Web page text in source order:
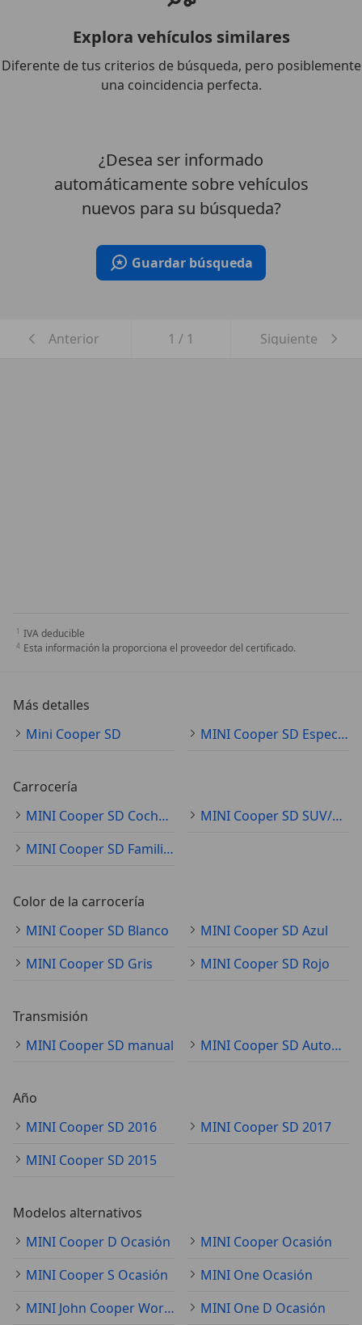
Explora vehículos similares
Diferente de tus criterios de búsqueda, pero posiblemente
una coincidencia perfecta.
¿Desea ser informado
automáticamente sobre vehículos
nuevos para su búsqueda?
Guardar búsqueda
Anterior 1 / 1 Siguiente
IVA deducible
Esta información la proporciona el proveedor del certificado.
Más detalles
Mini Cooper SD
MINI Cooper SD Especificaciones técnicas
Carrocería
MINI Cooper SD Coche pequeño
MINI Cooper SD SUV/4x4/Pickup
MINI Cooper SD Familiar
Color de la carrocería
MINI Cooper SD Blanco
MINI Cooper SD Azul
MINI Cooper SD Gris
MINI Cooper SD Rojo
Transmisión
MINI Cooper SD manual
MINI Cooper SD Automático
Año
MINI Cooper SD 2016
MINI Cooper SD 2017
MINI Cooper SD 2015
Modelos alternativos
MINI Cooper D Ocasión
MINI Cooper Ocasión
MINI Cooper S Ocasión
MINI One Ocasión
MINI John Cooper Works Ocasión
MINI One D Ocasión